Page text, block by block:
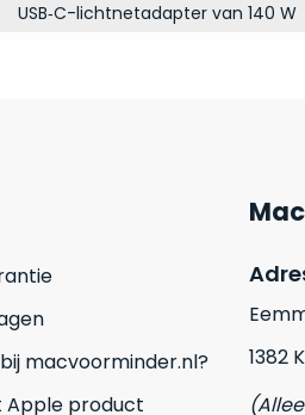
USB‑C-lichtnetadapter van 140 W
macvoorminder.nl?
Apple product
1382